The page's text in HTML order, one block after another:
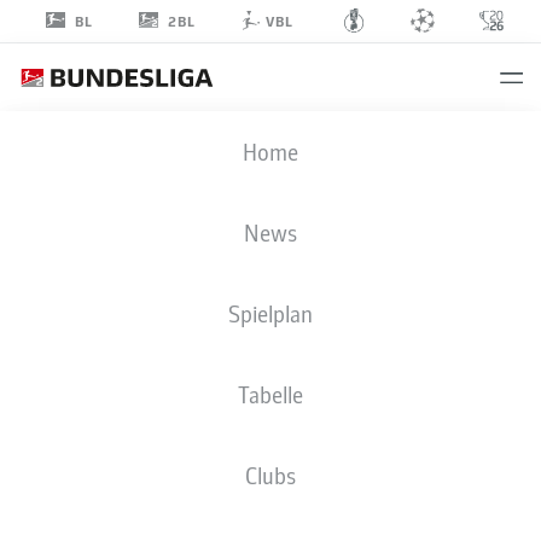
BL 2BL VBL
Home
News
Spielplan
Tabelle
Clubs